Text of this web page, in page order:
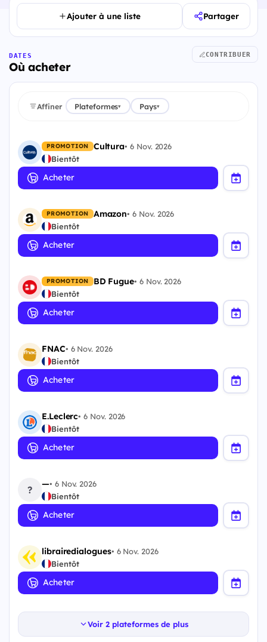
Ajouter à une liste Partager
DATES
Où acheter
CONTRIBUER
Affiner Plateformes▾ Pays▾
PROMOTION Cultura•6 Nov. 2026
Bientôt
Acheter
PROMOTION Amazon•6 Nov. 2026
Bientôt
Acheter
PROMOTION BD Fugue• 6 Nov. 2026
Bientôt
Acheter
FNAC• 6 Nov. 2026
Bientôt
Acheter
E.Leclerc•6 Nov. 2026
Bientôt
Acheter
?
—• 6 Nov. 2026
Bientôt
Acheter
librairedialogues• 6 Nov. 2026
Bientôt
Acheter
Voir 2 plateformes de plus